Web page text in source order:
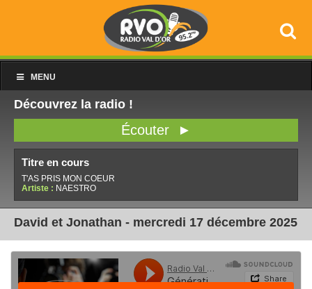
MENU
Découvrez la radio !
Écouter ►
Titre en cours
T'AS PRIS MON COEUR
Artiste : NAESTRO
David et Jonathan - mercredi 17 décembre 2025